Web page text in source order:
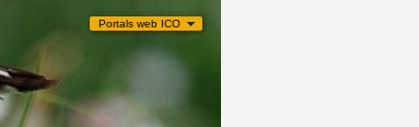
Portals web ICO